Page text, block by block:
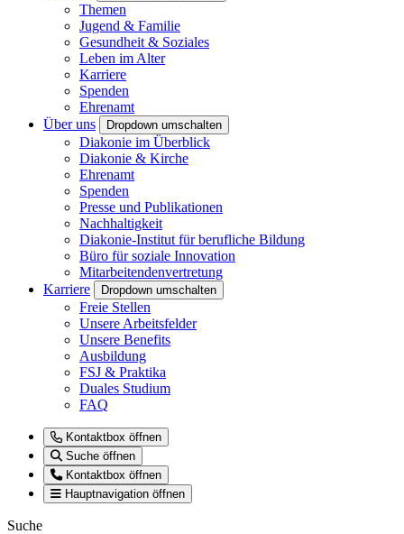
Themen
Jugend & Familie
Gesundheit & Soziales
Leben im Alter
Karriere
Spenden
Ehrenamt
Über uns
Dropdown umschalten
Diakonie im Überblick
Diakonie & Kirche
Ehrenamt
Spenden
Presse und Publikationen
Nachhaltigkeit
Diakonie-Institut für berufliche Bildung
Büro für soziale Innovation
Mitarbeitendenvertretung
Karriere
Dropdown umschalten
Freie Stellen
Unsere Arbeitsfelder
Unsere Benefits
Ausbildung
FSJ & Praktika
Duales Studium
FAQ
Kontaktbox öffnen
Suche öffnen
Kontaktbox öffnen
Hauptnavigation öffnen
Suche